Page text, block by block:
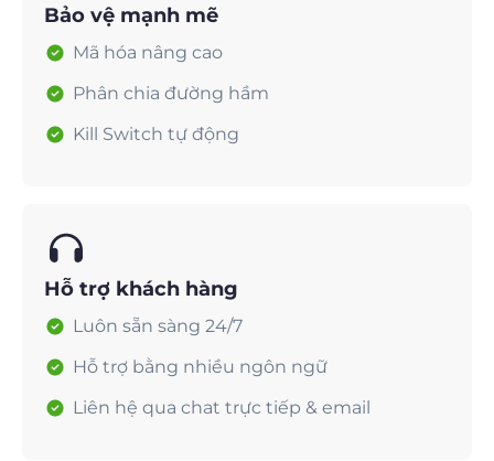
Bảo vệ mạnh mẽ
Mã hóa nâng cao
Phân chia đường hầm
Kill Switch tự động
Hỗ trợ khách hàng
Luôn sẵn sàng 24/7
Hỗ trợ bằng nhiều ngôn ngữ
Liên hệ qua chat trực tiếp & email